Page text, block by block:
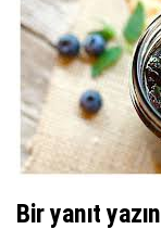
Bir yanıt yazın